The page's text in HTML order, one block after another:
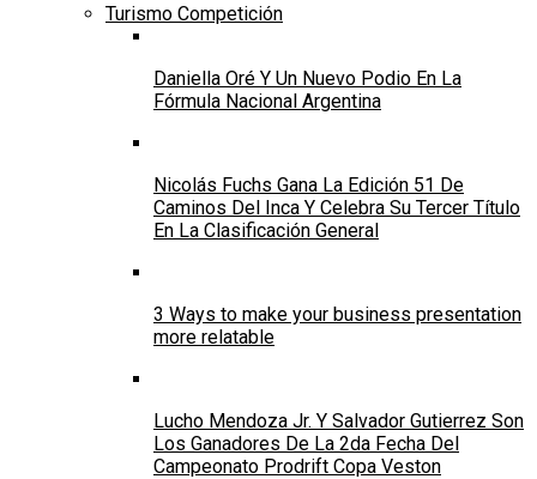
Turismo Competición
Daniella Oré Y Un Nuevo Podio En La
Fórmula Nacional Argentina
Nicolás Fuchs Gana La Edición 51 De
Caminos Del Inca Y Celebra Su Tercer Título
En La Clasificación General
3 Ways to make your business presentation
more relatable
Lucho Mendoza Jr. Y Salvador Gutierrez Son
Los Ganadores De La 2da Fecha Del
Campeonato Prodrift Copa Veston